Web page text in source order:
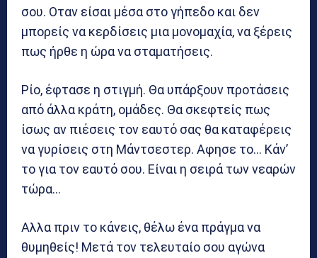
σου. Οταν είσαι μέσα στο γήπεδο και δεν
μπορείς να κερδίσεις μια μονομαχία, να ξέρεις
πως ήρθε η ώρα να σταματήσεις.
Ρίο, έφτασε η στιγμή. Θα υπάρξουν προτάσεις
από άλλα κράτη, ομάδες. Θα σκεφτείς πως
ίσως αν πιέσεις τον εαυτό σας θα καταφέρεις
να γυρίσεις στη Μάντσεστερ. Αφησε το… Κάν’
το για τον εαυτό σου. Είναι η σειρά των νεαρών
τώρα…
Αλλα πριν το κάνεις, θέλω ένα πράγμα να
θυμηθείς! Μετά τον τελευταίο σου αγώνα